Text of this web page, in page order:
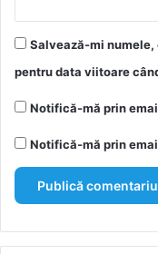
Salvează-mi
pentru data viitoare
Notifică-mă prin
Notifică-mă prin